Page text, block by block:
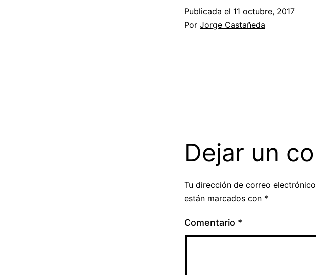
Publicada el 11 octubre, 2017
Por Jorge Castañeda
Dejar un
Tu dirección de correo
están marcados con *
Comentario *